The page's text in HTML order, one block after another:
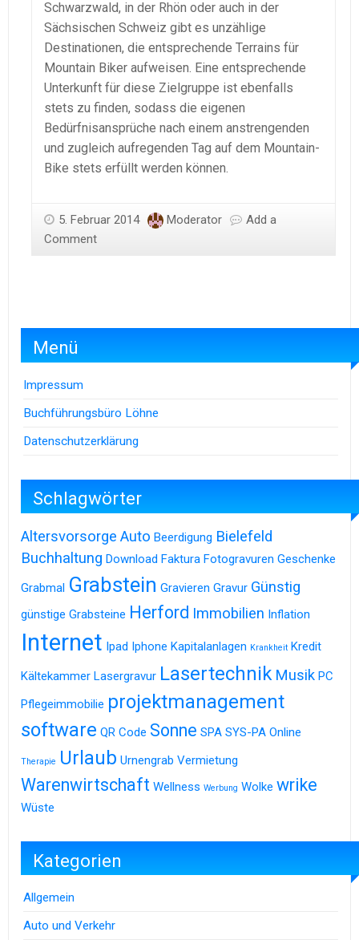
Schwarzwald, in der Rhön oder auch in der
Sächsischen Schweiz gibt es unzählige
Destinationen, die entsprechende Terrains für
Mountain Biker aufweisen. Eine entsprechende
Unterkunft für diese Zielgruppe ist ebenfalls
stets zu finden, sodass die eigenen
Bedürfnisansprüche nach einem anstrengenden
und zugleich aufregenden Tag auf dem Mountain-
Bike stets erfüllt werden können.
5. Februar 2014 Moderator
Add a
Comment
Menü
Impressum
Buchführungsbüro Löhne
Datenschutzerklärung
Schlagwörter
Altersvorsorge Auto Beerdigung Bielefeld
Buchhaltung Download Faktura Fotogravuren Geschenke
Grabmal Grabstein Gravieren Gravur Günstig
günstige Grabsteine Herford Immobilien Inflation
Internet Ipad Iphone Kapitalanlagen Krankheit Kredit
Kältekammer Lasergravur Lasertechnik Musik PC
Pflegeimmobilie projektmanagement
software QR Code Sonne SPA SYS-PA Online
Therapie Urlaub Urnengrab Vermietung
Warenwirtschaft Wellness Werbung Wolke wrike
Wüste
Kategorien
Allgemein
Auto und Verkehr